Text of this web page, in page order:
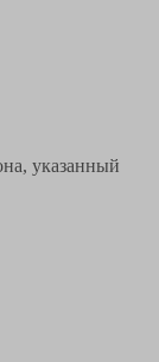
указанный